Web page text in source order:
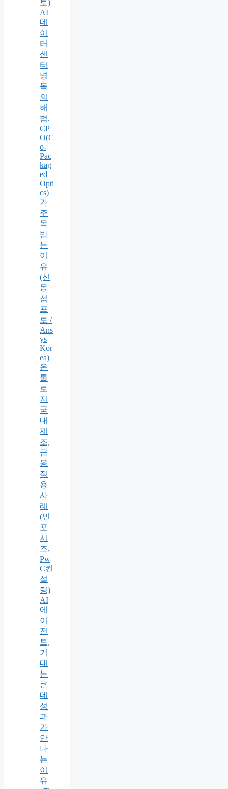
토)
AI
데
이
터
센
터
병
목
의
해
법,
CP
O(C
o-
Pac
kag
ed
Opti
cs)
가
주
목
받
는
이
유
(신
동
섭
프
로 /
Ans
ys
Kor
ea)
온
톨
로
지
국
내
제
조,
금
융
적
용
사
례
(인
포
시
즈,
Pw
C컨
설
팅)
AI
에
이
전
트,
기
대
는
큰
데
성
과
가
안
나
는
이
유